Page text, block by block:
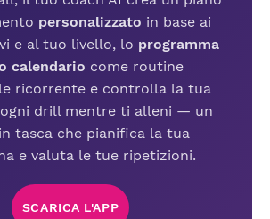
personalizzato in base ai
e al tuo livello, lo programma
calendario come routine
ricorrente e controlla la tua
drill mentre ti alleni — un
tasca che pianifica la tua
e valuta le tue ripetizioni.
SCARICA L'APP